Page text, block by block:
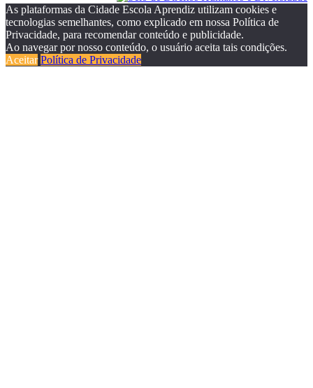
As plataformas da Cidade Escola Aprendiz utilizam cookies e
tecnologias semelhantes, como explicado em nossa Política de
Privacidade, para recomendar conteúdo e publicidade.
Ao navegar por nosso conteúdo, o usuário aceita tais condições.
Aceitar Política de Privacidade